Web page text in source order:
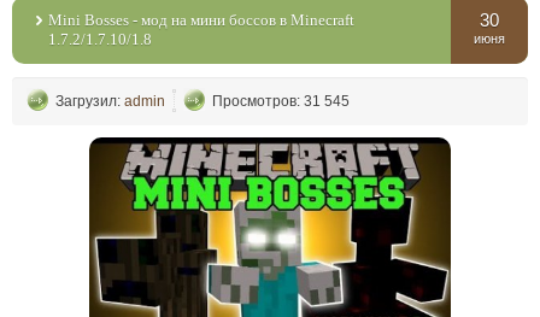
Mini Bosses - мод на мини боссов в Minecraft
1.7.2/1.7.10/1.8
30
июня
Загрузил: admin Просмотров: 31 545